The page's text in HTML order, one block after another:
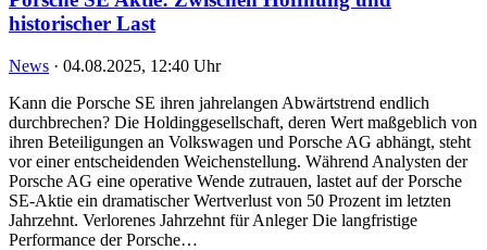
historischer Last
News · 04.08.2025, 12:40 Uhr
Kann die Porsche SE ihren jahrelangen Abwärtstrend endlich
durchbrechen? Die Holdinggesellschaft, deren Wert maßgeblich von
ihren Beteiligungen an Volkswagen und Porsche AG abhängt, steht
vor einer entscheidenden Weichenstellung. Während Analysten der
Porsche AG eine operative Wende zutrauen, lastet auf der Porsche
SE-Aktie ein dramatischer Wertverlust von 50 Prozent im letzten
Jahrzehnt. Verlorenes Jahrzehnt für Anleger Die langfristige
Performance der Porsche…